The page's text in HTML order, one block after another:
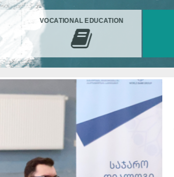
VOCATIONAL EDUCATION